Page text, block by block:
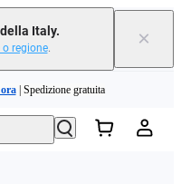
Italy.
regione. ×
with our experts now!
| Spedizione gratuita